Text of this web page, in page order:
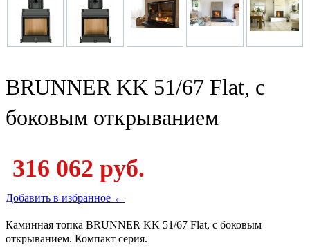
BRUNNER KK 51/67 Flat, с
боковым открыванием
316 062 руб.
Добавить в избранное ←
Каминная топка BRUNNER KK 51/67 Flat, с боковым
открыванием. Компакт серия.